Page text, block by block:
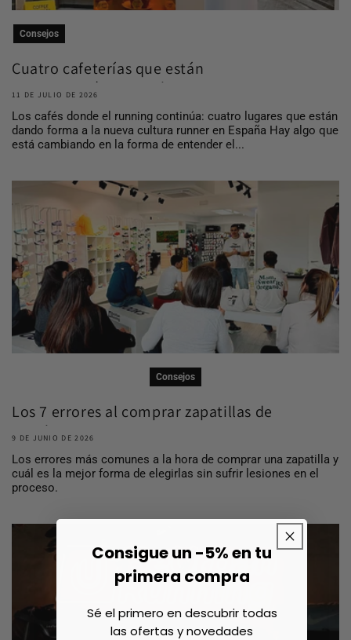
Consejos
Cuatro cafeterías que están
construyendo comuni...
11 DE JULIO DE 2026
Los cafés donde el running continúa: cuatro lugares que están
dando forma a la nueva cultura runner en España Hay algo que
está cambiando en la forma de entender el...
Consejos
Los 7 errores al comprar zapatillas de
running ...
9 DE JUNIO DE 2026
Los errores más comunes a la hora de comprar una zapatilla y
cuál es la mejor forma de elegirlas sin sufrir lesiones en el
proceso.
Consigue un -5% en tu
primera compra
Sé el primero en descubrir todas
las ofertas y novedades